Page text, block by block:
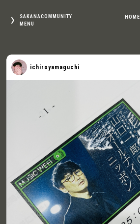
SAKANACOMMUNITY
MENU
HOME
ichiroyamaguchi